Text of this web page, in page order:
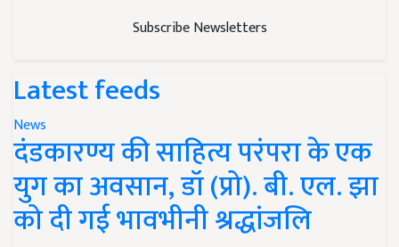
Subscribe Newsletters
Latest feeds
News
दंडकारण्य की साहित्य परंपरा के एक
युग का अवसान, डॉ (प्रो). बी. एल. झा
को दी गई भावभीनी श्रद्धांजलि